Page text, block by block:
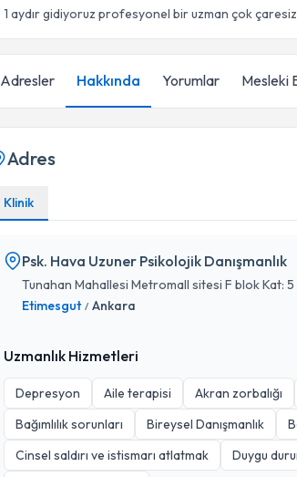
1 aydır gidiyoruz profesyonel bir uzman çok çaresiz
Adresler Hakkında Yorumlar Mesleki
Adres
Klinik
Psk. Hava Uzuner Psikolojik Danışmanlık
Tunahan Mahallesi Metromall sitesi F blok Kat: 5
Etimesgut / Ankara
Uzmanlık Hizmetleri
Depresyon Aile terapisi Akran zorbalığı
Bağımlılık sorunları
Bireysel Danışmanlık
Cinsel saldırı ve istismarı atlatmak
Duygu